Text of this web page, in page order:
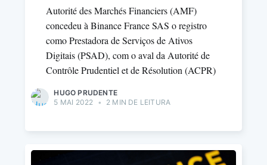
Autorité des Marchés Financiers (AMF)
concedeu à Binance France SAS o registro
como Prestadora de Serviços de Ativos
Digitais (PSAD), com o aval da Autorité de
Contrôle Prudentiel et de Résolution (ACPR)
HUGO PRUDENTE
5 MAI 2022
• 2 MIN DE LEITURA